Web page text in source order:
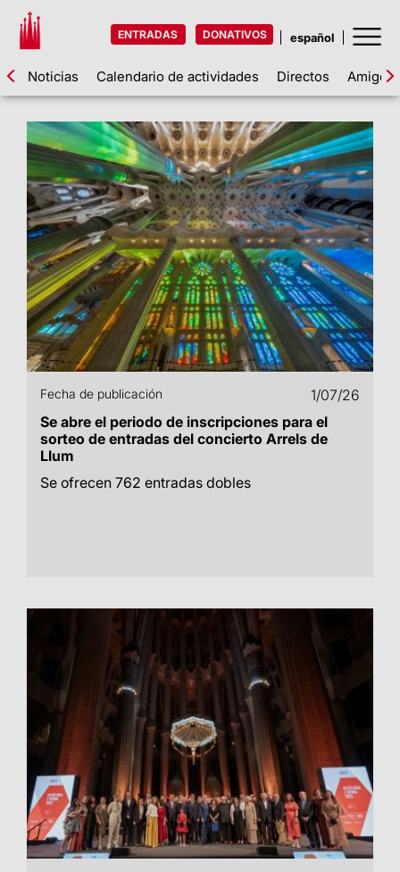
ENTRADAS DONATIVOS
Noticias Calendario de actividades Directos Amigos
Fecha de publicación
1/07/26
Se abre el periodo de inscripciones para el
sorteo de entradas del concierto Arrels de
Llum
Se ofrecen 762 entradas dobles